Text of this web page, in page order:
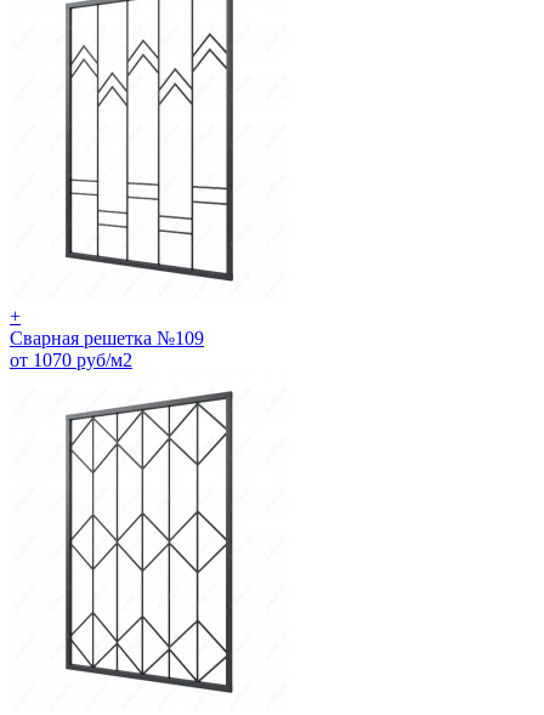
+
Сварная решетка №109
от 1070 руб/м2